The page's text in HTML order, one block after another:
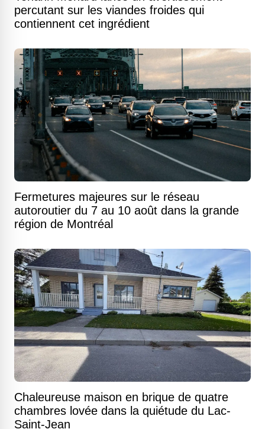
percutant sur les viandes froides qui
contiennent cet ingrédient
Fermetures majeures sur le réseau
autoroutier du 7 au 10 août dans la grande
région de Montréal
Chaleureuse maison en brique de quatre
chambres lovée dans la quiétude du Lac-
Saint-Jean